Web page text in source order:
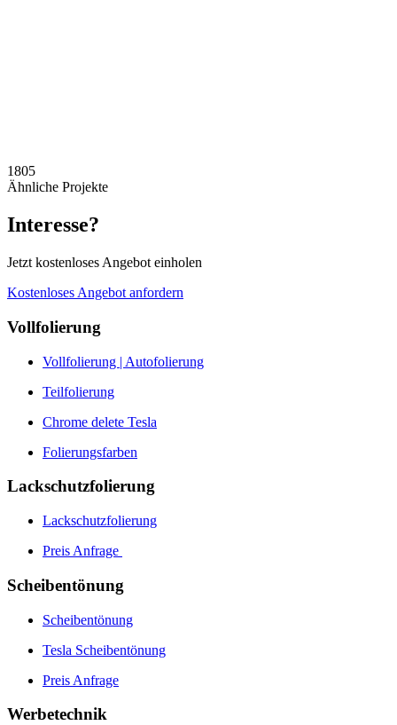
1805
Ähnliche Projekte
Interesse?
Jetzt kostenloses Angebot einholen
Kostenloses Angebot anfordern
Vollfolierung
Vollfolierung | Autofolierung
Teilfolierung
Chrome delete Tesla
Folierungsfarben
Lackschutzfolierung
Lackschutzfolierung
Preis Anfrage
Scheibentönung
Scheibentönung
Tesla Scheibentönung
Preis Anfrage
Werbetechnik